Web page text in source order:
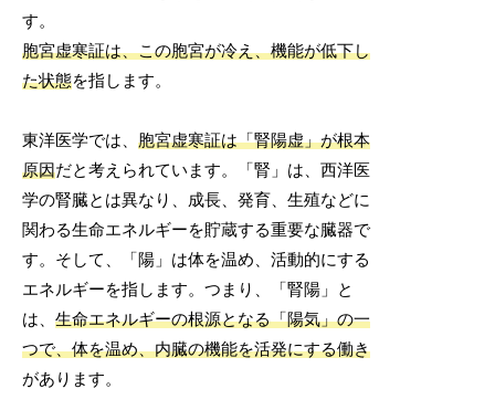
す。
胞宮虚寒証は、この胞宮が冷え、機能が低下し
た状態を指します。
東洋医学では、胞宮虚寒証は「腎陽虚」が根本
原因だと考えられています。「腎」は、西洋医
学の腎臓とは異なり、成長、発育、生殖などに
関わる生命エネルギーを貯蔵する重要な臓器で
す。そして、「陽」は体を温め、活動的にする
エネルギーを指します。つまり、「腎陽」と
は、生命エネルギーの根源となる「陽気」の一
つで、体を温め、内臓の機能を活発にする働き
があります。